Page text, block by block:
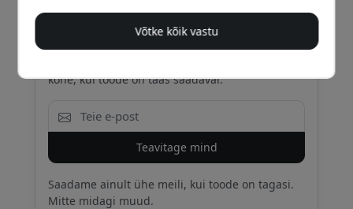
Saa e-kiri, kui see on jälle laos
kohe, kui toode on taas saadaval.
Teavitage mind
Saadame ainult ühe meili, kui toode on tagasi.
Mitte midagi muud.
Võtke kõik vastu